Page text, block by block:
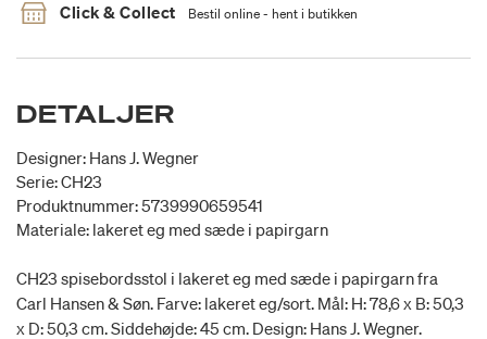
Click & Collect Bestil online - hent i butikken
DETALJER
Designer: Hans J. Wegner
Serie: CH23
Produktnummer: 5739990659541
Materiale: lakeret eg med sæde i papirgarn
CH23 spisebordsstol i lakeret eg med sæde i papirgarn fra
Carl Hansen & Søn. Farve: lakeret eg/sort. Mål: H: 78,6 x B: 50,3
x D: 50,3 cm. Siddehøjde: 45 cm. Design: Hans J. Wegner.